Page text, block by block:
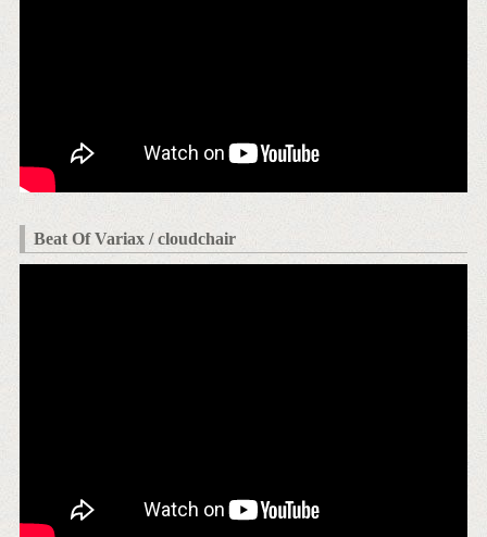
Beat Of Variax / cloudchair